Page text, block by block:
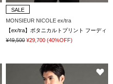
SALE
MONSIEUR NICOLE ex/tra
【ex/tra】ボタニカルトプリント フーディ
¥49,500 ¥29,700 (40%OFF)